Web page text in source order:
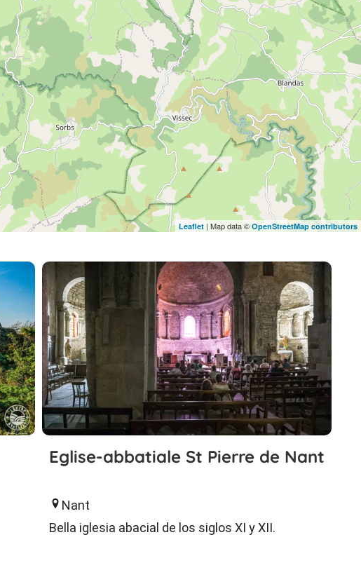
Leaflet | Map data © OpenStreetMap contributors
Eglise-abbatiale St Pierre de Nant
Nant
Bella iglesia abacial de los siglos XI y XII.